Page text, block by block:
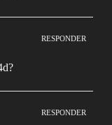
RESPONDER
RESPONDER